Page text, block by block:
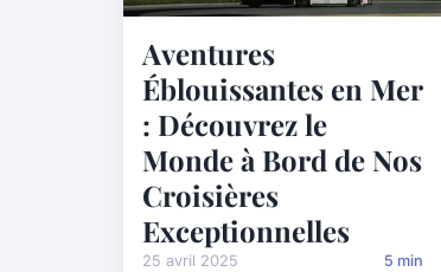
Aventures
Éblouissantes en Mer
: Découvrez le
Monde à Bord de Nos
Croisières
Exceptionnelles
25 avril 2025 5 min